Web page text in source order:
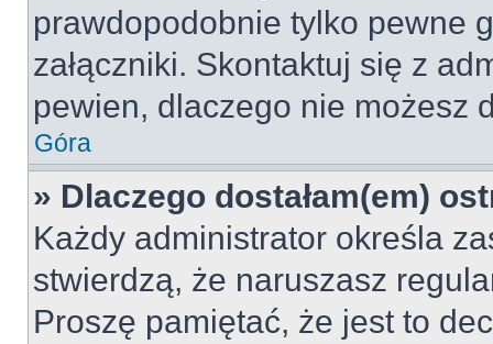
prawdopodobnie tylko pewne
załączniki. Skontaktuj się z
pewien, dlaczego nie możesz
Góra
» Dlaczego dostałam(em)
Każdy administrator określa
stwierdzą, że naruszasz
Proszę pamiętać, że jest to